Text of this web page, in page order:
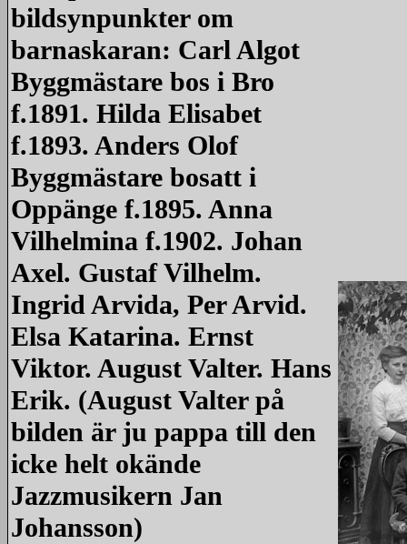
bildsynpunkter om
barnaskaran: Carl Algot
Byggmästare bos i Bro
f.1891. Hilda Elisabet
f.1893. Anders Olof
Byggmästare bosatt i
Oppänge f.1895. Anna
Vilhelmina f.1902. Johan
Axel. Gustaf Vilhelm.
Ingrid Arvida, Per Arvid.
Elsa Katarina. Ernst
Viktor. August Valter. Hans
Erik. (August Valter på
bilden är ju pappa till den
icke helt okände
Jazzmusikern Jan
Johansson)